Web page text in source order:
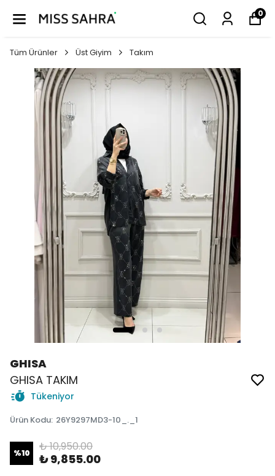
0
Tüm Ürünler Üst Giyim Takım
GHISA
GHISA TAKIM
Tükeniyor
Ürün Kodu: 26Y9297MD3-10_._1
%10 ₺ 10,950.00
₺ 9,855.00